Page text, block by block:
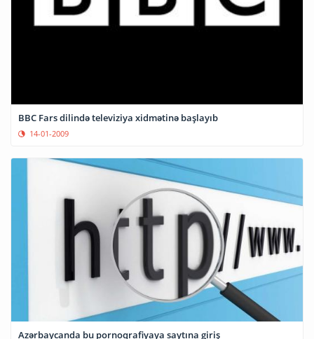
BBC Fars dilində televiziya xidmətinə başlayıb
14-01-2009
Azərbaycanda bu pornoqrafiyaya saytına giriş